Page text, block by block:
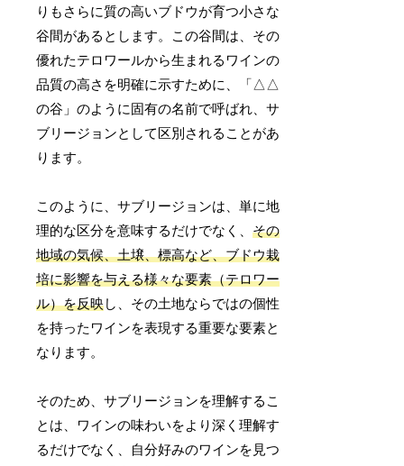
りもさらに質の高いブドウが育つ小さな
谷間があるとします。この谷間は、その
優れたテロワールから生まれるワインの
品質の高さを明確に示すために、「△△
の谷」のように固有の名前で呼ばれ、サ
ブリージョンとして区別されることがあ
ります。
このように、サブリージョンは、単に地
理的な区分を意味するだけでなく、その
地域の気候、土壌、標高など、ブドウ栽
培に影響を与える様々な要素（テロワー
ル）を反映し、その土地ならではの個性
を持ったワインを表現する重要な要素と
なります。
そのため、サブリージョンを理解するこ
とは、ワインの味わいをより深く理解す
るだけでなく、自分好みのワインを見つ